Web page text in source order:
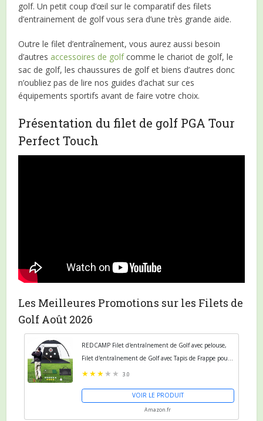
golf. Un petit coup d’œil sur le comparatif des filets
d’entrainement de golf vous sera d’une très grande aide.
Outre le filet d’entraînement, vous aurez aussi besoin
d’autres accessoires de golfcomme le chariot de golf, le
sac de golf, les chaussures de golf et biens d’autres donc
n’oubliez pas de lire nos guides d’achat sur ces
équipements sportifs avant de faire votre choix.
Présentation du filet de golf PGA Tour
Perfect Touch
Les Meilleures Promotions sur les Filets de
Golf Août 2026
REDCAMP Filet d'entraînement de Golf avec pelouse,
Filet d'entraînement de Golf avec Tapis de Frappe pour
intérieur et extérieur
3.0
VOIR LE PRODUIT
Amazon.fr